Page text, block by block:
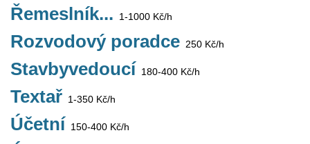
Řemeslník... 1-1000 Kč/h
Rozvodový poradce 250 Kč/h
Stavbyvedoucí 180-400 Kč/h
Textař 1-350 Kč/h
Účetní 150-400 Kč/h